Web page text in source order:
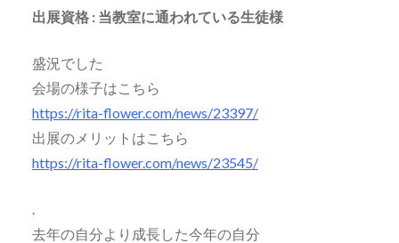
出展資格 : 当教室に通われている生徒様
盛況でした
会場の様子はこちら
https://rita-flower.com/news/23397/
出展のメリットはこちら
https://rita-flower.com/news/23545/
.
去年の自分より成長した今年の自分